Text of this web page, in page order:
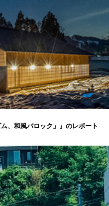
、和風バロック」』のレポート